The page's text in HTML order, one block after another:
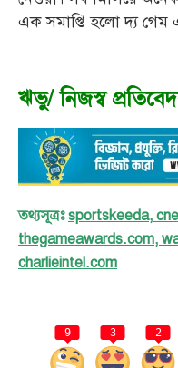
এক সমাপ্তি হলো দ্য গেম
ঋভু/ নিজস্ব
তথ্যসূত্রঃsportskeeda,
thegameawards.com,
charlieintel.com
9 3 2